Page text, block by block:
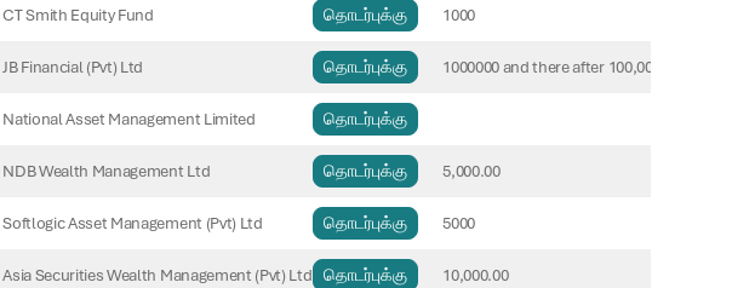
CT Smith Equity Fund தொடர்புக்கு 1000
JB Financial (Pvt) Ltd தொடர்புக்கு 1000000 and there after 100,000
National Asset Management Limited தொடர்புக்கு
NDB Wealth Management Ltd தொடர்புக்கு 5,000.00
Softlogic Asset Management (Pvt) Ltd தொடர்புக்கு 5000
Asia Securities Wealth Management (Pvt) Ltd தொடர்புக்கு 10,000.00